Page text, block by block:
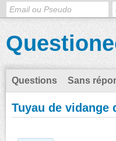
Questions Sans
Tuyau de vidange